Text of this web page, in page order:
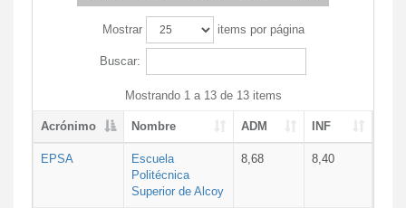
Mostrar items por página
Buscar:
Mostrando 1 a 13 de 13 items
Acrónimo Nombre ADM INF
EPSA
Escuela
Politécnica
Superior de Alcoy
8,68 8,40